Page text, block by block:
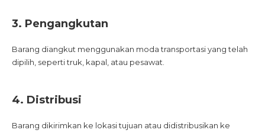
3. Pengangkutan
Barang diangkut menggunakan moda transportasi yang telah
dipilih, seperti truk, kapal, atau pesawat.
4. Distribusi
Barang dikirimkan ke lokasi tujuan atau didistribusikan ke